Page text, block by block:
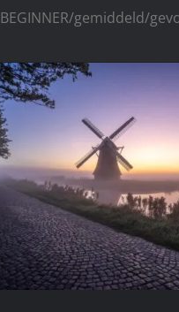
BEGINNER/gemiddeld/